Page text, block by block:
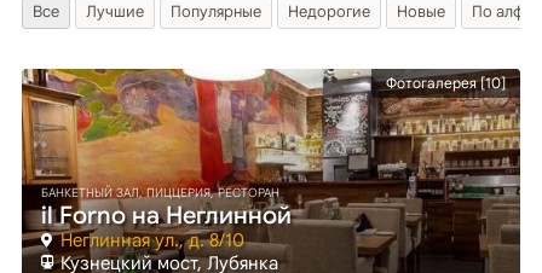
Все Лучшие Популярные Недорогие Новые По
Фотогалерея [10]
БАНКЕТНЫЙ ЗАЛ, ПИЦЦЕРИЯ, РЕСТОРАН
il Forno на Неглинной
Неглинная ул., д. 8/10
Кузнецкий мост, Лубянка